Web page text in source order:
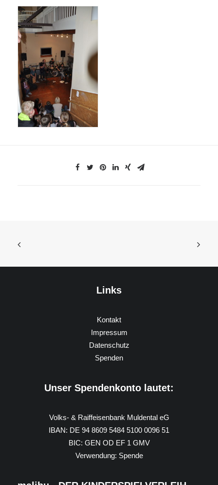
Links
Kontakt
Impressum
Datenschutz
Spenden
Unser Spendenkonto lautet:
Volks- & Raiffeisenbank Muldental eG
IBAN: DE 94 8609 5484 5100 0096 51
BIC: GEN OD EF 1 GMV
Verwendung: Spende